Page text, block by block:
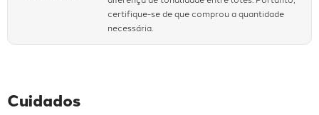
certifique-se de que comprou a quantidade
necessária.
Cuidados